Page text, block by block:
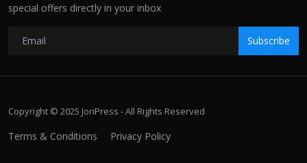
special offers directly in your inbox
Subscribe
Copyright © 2025 JoriPress - All Rights Reserved
Terms & Conditions Privacy Policy